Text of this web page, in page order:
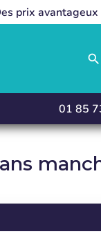
prix
search
01 85